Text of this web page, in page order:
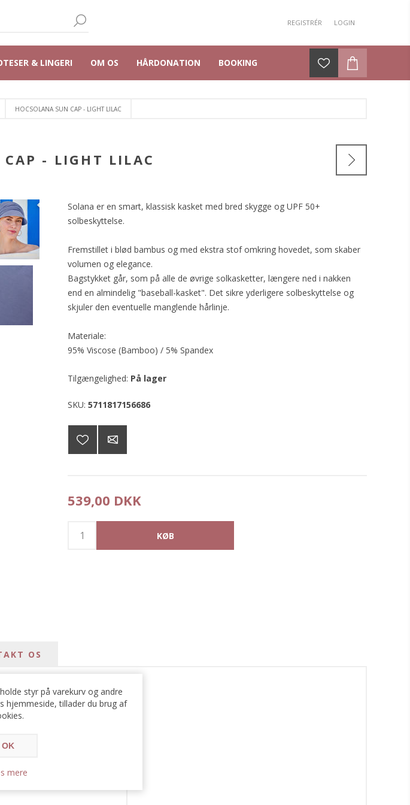
REGISTRÉR LOGIN
& LINGERI OM OS HÅRDONATION BOOKING
HOCSOLANA SUN CAP - LIGHT LILAC
CAP - LIGHT LILAC
Solana er en smart, klassisk kasket med bred skygge og UPF 50+
solbeskyttelse.
Fremstillet i blød bambus og med ekstra stof omkring hovedet, som skaber
volumen og elegance.
Bagstykket går, som på alle de øvrige solkasketter, længere ned i nakken
end en almindelig "baseball-kasket". Det sikre yderligere solbeskyttelse og
skjuler den eventuelle manglende hårlinje.
Materiale:
95% Viscose (Bamboo) / 5% Spandex
Tilgængelighed: På lager
SKU: 5711817156686
539,00 DKK
OS
styr på varekurv og andre
hjemmeside, tillader du brug af
OK
mere